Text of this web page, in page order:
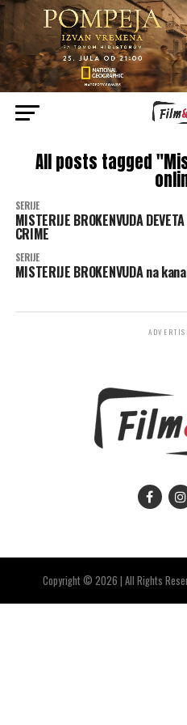
All posts tagged
SERIJE
MISTERIJE BROKENVUDA
CRIME
SERIJE
MISTERIJE BROKENVUDA na
Copyright © 2026 | All Rights